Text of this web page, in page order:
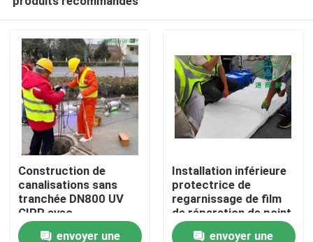
Maison
Produits
Au sujet de nous
Construction de
canalisations sans
tranchée DN800 UV
CIPP avec
durcissement par UV
envoyer une
Installation inférieure
protectrice de
regarnissage de film
de réparation de point
de Trenchless de
envoyer une